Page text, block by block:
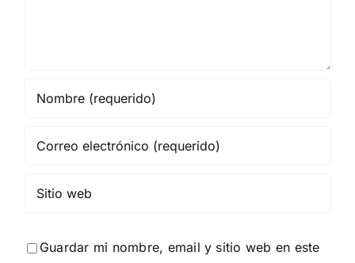
Guardar mi nombre, email y sitio web en este